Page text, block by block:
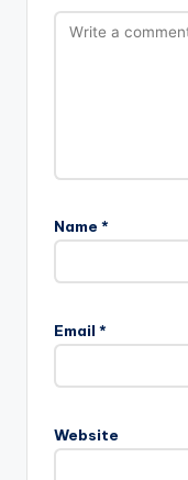
Name *
Email *
Website